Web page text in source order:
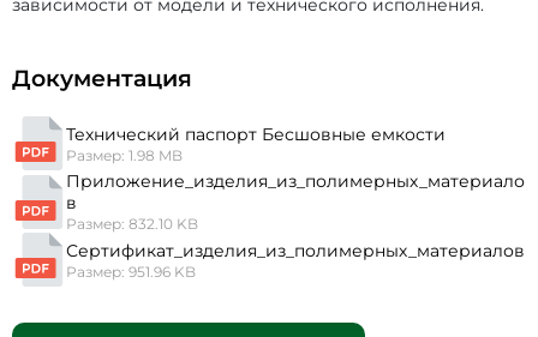
зависимости от модели и технического исполнения.
Документация
Технический паспорт Бесшовные емкости
Размер: 1.98 MB
Приложение_изделия_из_полимерных_материало
в
Размер: 832.10 KB
Сертификат_изделия_из_полимерных_материалов
Размер: 951.96 KB